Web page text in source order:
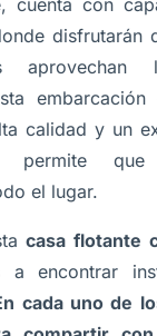
cuenta con
disfrutarán
aprovechan
calidad y un
permite que
el lugar.
casa flotante
encontrar
cada uno de